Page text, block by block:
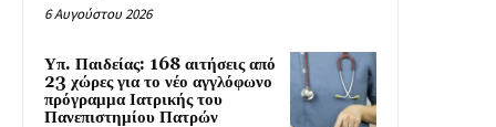
6 Αυγούστου 2026
Υπ. Παιδείας: 168 αιτήσεις από
23 χώρες για το νέο αγγλόφωνο
πρόγραμμα Ιατρικής του
Πανεπιστημίου Πατρών